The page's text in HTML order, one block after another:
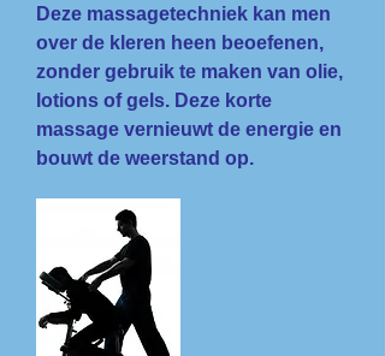
Deze massagetechniek kan men
over de kleren heen beoefenen,
zonder gebruik te maken van olie,
lotions of gels. Deze korte
massage vernieuwt de energie en
bouwt de weerstand op.